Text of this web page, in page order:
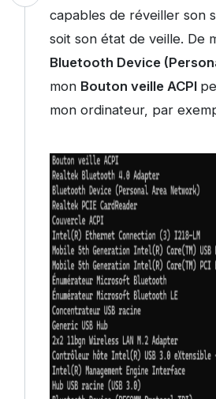
capables de réveiller son
soit son état de veille. De
Bluetooth Device
mon Bouton veille ACPI
mon ordinateur, par